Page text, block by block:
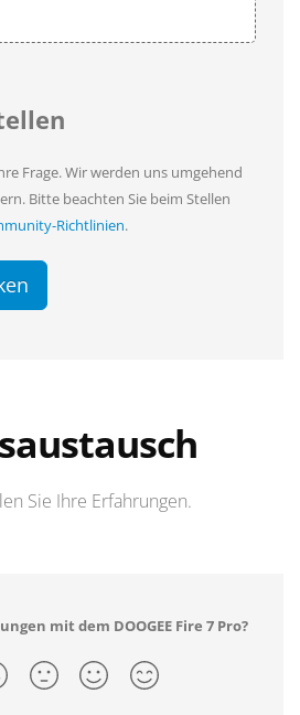
Frage. Wir werden uns umgehend
Bitte beachten Sie beim Stellen
Richtlinien.
Sie Ihre Erfahrungen.
mit dem DOOGEE Fire 7 Pro?